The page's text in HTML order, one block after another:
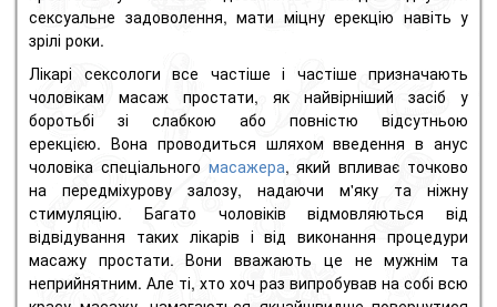
сексуальне задоволення, мати міцну ерекцію навіть у
зрілі роки.
Лікарі сексологи все частіше і частіше призначають
чоловікам масаж простати, як найвірніший засіб у
боротьбі зі слабкою або повністю відсутньою
ерекцією. Вона проводиться шляхом введення в анус
чоловіка спеціального масажера, який впливає точково
на передміхурову залозу, надаючи м'яку та ніжну
стимуляцію. Багато чоловіків відмовляються від
відвідування таких лікарів і від виконання процедури
масажу простати. Вони вважають це не мужнім та
неприйнятним. Але ті, хто хоч раз випробував на собі всю